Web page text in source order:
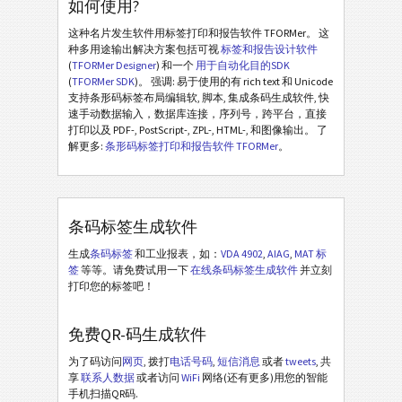
如何使用?
这种名片发生软件用标签打印和报告软件 TFORMer。 这
种多用途输出解决方案包括可视标签和报告设计软件
(TFORMer Designer) 和一个 用于自动化目的SDK
(TFORMer SDK)。 强调: 易于使用的有 rich text 和 Unicode
支持条形码标签布局编辑软, 脚本, 集成条码生成软件, 快
速手动数据输入，数据库连接，序列号，跨平台，直接
打印以及 PDF-, PostScript-, ZPL-, HTML-, 和图像输出。 了
解更多: 条形码标签打印和报告软件 TFORMer。
条码标签生成软件
生成条码标签和工业报表，如： VDA 4902, AIAG, MAT 标
签等等。请免费试用一下在线条码标签生成软件并立刻
打印您的标签吧！
免费QR-码生成软件
为了码访问网页, 拨打电话号码, 短信消息 或者tweets, 共
享联系人数据或者访问 WiFi 网络(还有更多)用您的智能
手机扫描QR码.